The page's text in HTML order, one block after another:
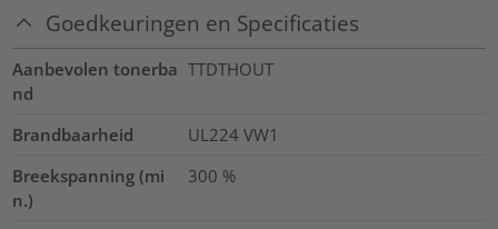
Goedkeuringen en Specificaties
Aanbevolen tonerba
nd
TTDTHOUT
Brandbaarheid
UL224 VW1
Breekspanning (mi
n.)
300 %